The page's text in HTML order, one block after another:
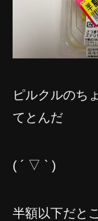
ピルクルのち
てとんだ
( ´ ▽ ` )
半額以下だと